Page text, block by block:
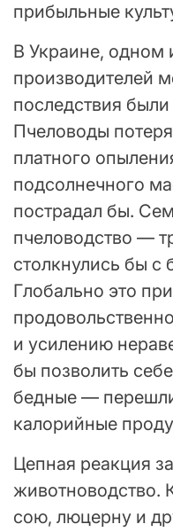
прибыльные
В Украине, одном
производителей
последствия
Пчеловоды
платного
подсолнечного
пострадал бы.
пчеловодство —
столкнулись бы с
Глобально это
и усилению
бы позволить
бедные —
калорийные
Цепная реакция
животноводство.
сою, люцерну и